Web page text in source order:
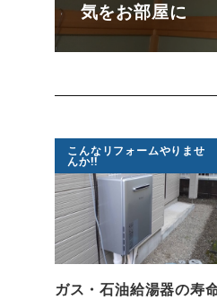
気をお部屋に
こんなリフォームやりませ
んか!!
ガス・石油給湯器の寿